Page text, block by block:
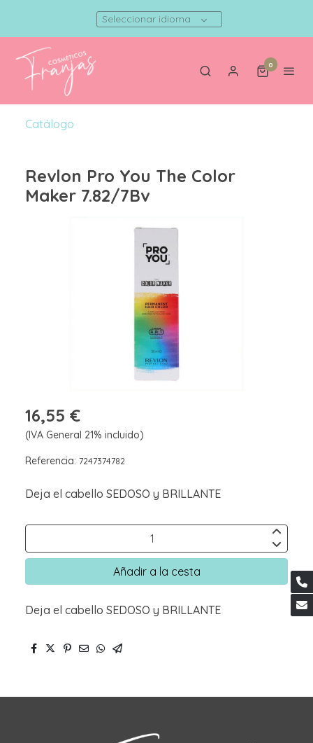
Seleccionar idioma
0
Catálogo
Revlon Pro You The Color
Maker 7.82/7Bv
16,55 €
(IVA General 21% incluido)
Referencia: 7247374782
Deja el cabello SEDOSO y BRILLANTE
Añadir a la cesta
Deja el cabello SEDOSO y BRILLANTE